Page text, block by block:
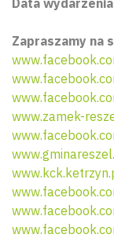
Zapraszamy na
www.zamek-